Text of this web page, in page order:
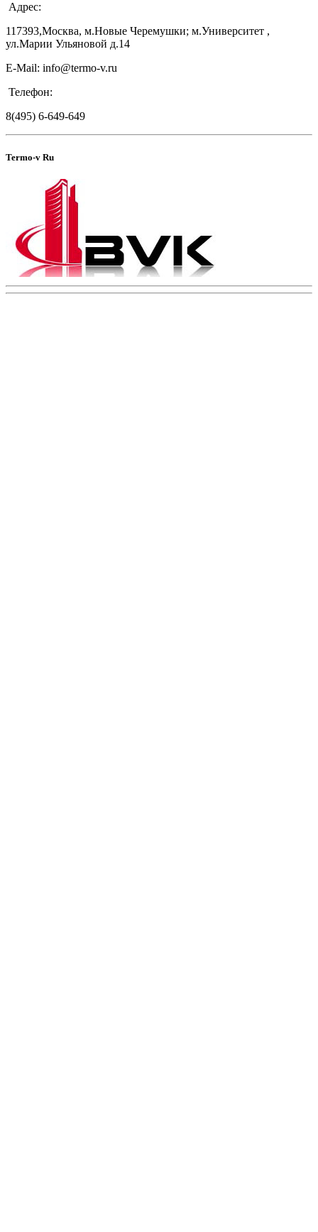
Адрес:
117393,Москва, м.Новые Черемушки; м.Университет ,
ул.Марии Ульяновой д.14
E-Mail: info@termo-v.ru
Телефон:
8(495) 6-649-649
Termo-v Ru